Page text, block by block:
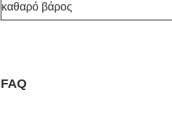
καθαρό βάρος
FAQ